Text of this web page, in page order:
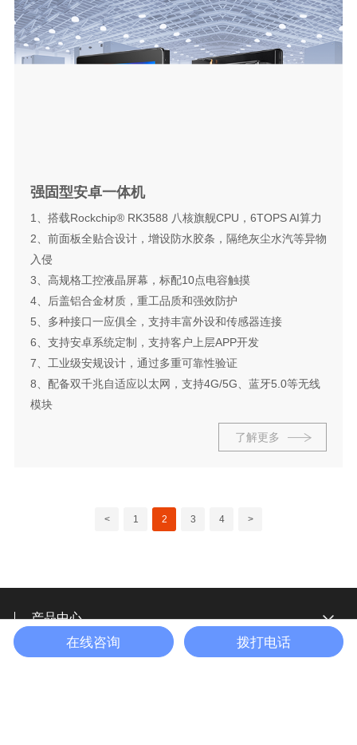
强固型安卓一体机
1、搭载Rockchip® RK3588 八核旗舰CPU，6TOPS AI算力
2、前面板全贴合设计，增设防水胶条，隔绝灰尘水汽等异物
入侵
3、高规格工控液晶屏幕，标配10点电容触摸
4、后盖铝合金材质，重工品质和强效防护
5、多种接口一应俱全，支持丰富外设和传感器连接
6、支持安卓系统定制，支持客户上层APP开发
7、工业级安规设计，通过多重可靠性验证
8、配备双千兆自适应以太网，支持4G/5G、蓝牙5.0等无线
模块
了解更多
< 1 2 3 4 >
产品中心
应用领域在线咨询 拨打电话